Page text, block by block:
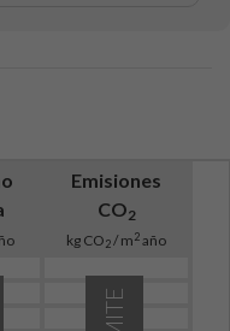
Emisiones
CO2
kg CO2/ m2año